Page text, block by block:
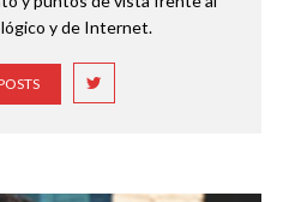
y de Internet.